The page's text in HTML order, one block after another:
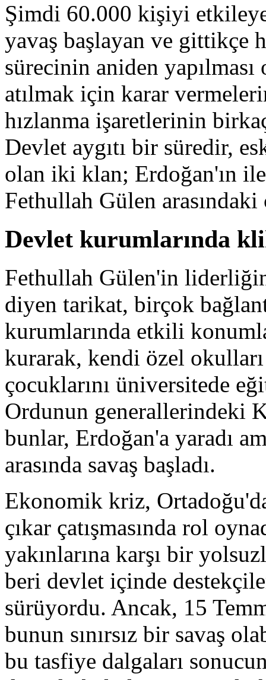
Şimdi 60.000 kişiyi
yavaş başlayan ve gittikçe
sürecinin aniden
atılmak için karar
hızlanma işaretlerinin
Devlet aygıtı bir süredir,
olan iki klan; Erdoğan'ın
Fethullah Gülen
Devlet kurumlarında
Fethullah Gülen'in
diyen tarikat, birçok
kurumlarında etkili
kurarak, kendi özel
çocuklarını üniversitede
Ordunun generallerindeki
bunlar, Erdoğan'a yaradı
arasında savaş başladı.
Ekonomik kriz,
çıkar çatışmasında rol
yakınlarına karşı bir
beri devlet içinde
sürüyordu. Ancak, 15
bunun sınırsız bir savaş
bu tasfiye dalgaları